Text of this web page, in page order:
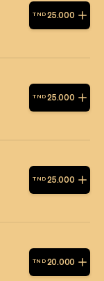
TND 25.000
TND 25.000
TND 25.000
TND 20.000